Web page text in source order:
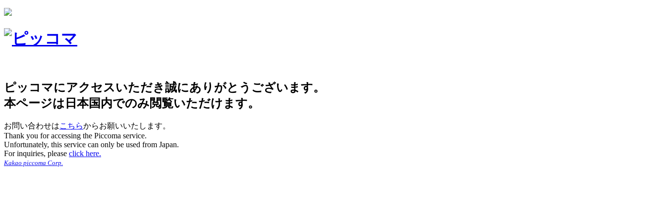
ピッコマにアクセスいただき誠にありがとうございます。
本ページは日本国内でのみ閲覧いただけます。
お問い合わせはこちらからお願いいたします。
Thank you for accessing the Piccoma service.
Unfortunately, this service can only be used from Japan.
For inquiries, please click here.
Kakao piccoma Corp.